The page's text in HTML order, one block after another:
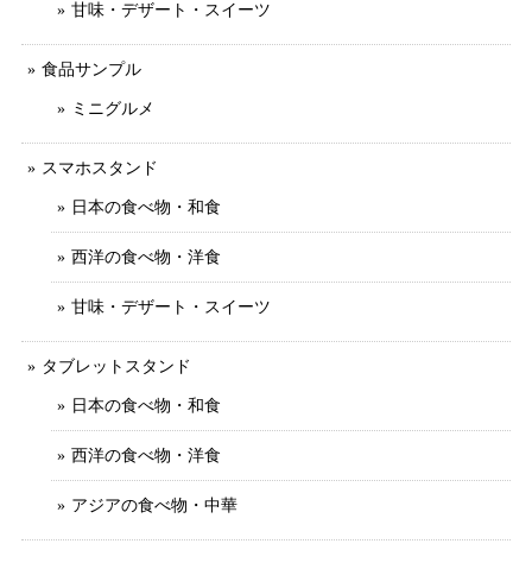
甘味・デザート・スイーツ
食品サンプル
ミニグルメ
スマホスタンド
日本の食べ物・和食
西洋の食べ物・洋食
甘味・デザート・スイーツ
タブレットスタンド
日本の食べ物・和食
西洋の食べ物・洋食
アジアの食べ物・中華